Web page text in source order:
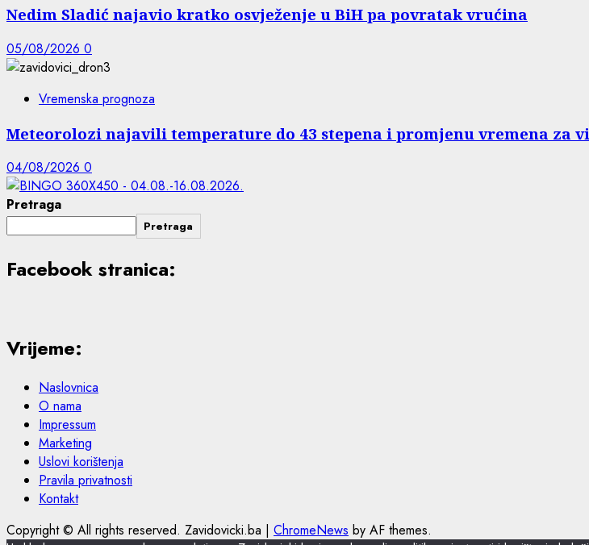
Nedim Sladić najavio kratko osvježenje u BiH pa povratak vrućina
05/08/2026 0
Vremenska prognoza
Meteorolozi najavili temperature do 43 stepena i promjenu vremena za
04/08/2026 0
Pretraga
Pretraga
Facebook stranica:
Vrijeme:
Naslovnica
O nama
Impressum
Marketing
Uslovi korištenja
Pravila privatnosti
Kontakt
Copyright © All rights reserved. Zavidovicki.ba | ChromeNews by AF themes.